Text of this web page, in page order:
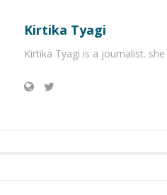
Kirtika Tyagi
Kirtika Tyagi is a journalist.